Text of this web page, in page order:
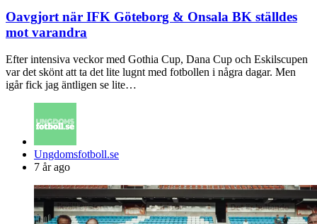
Oavgjort när IFK Göteborg & Onsala BK ställdes
mot varandra
Efter intensiva veckor med Gothia Cup, Dana Cup och Eskilscupen
var det skönt att ta det lite lugnt med fotbollen i några dagar. Men
igår fick jag äntligen se lite…
Posted
by
Ungdomsfotboll.se
7 år ago